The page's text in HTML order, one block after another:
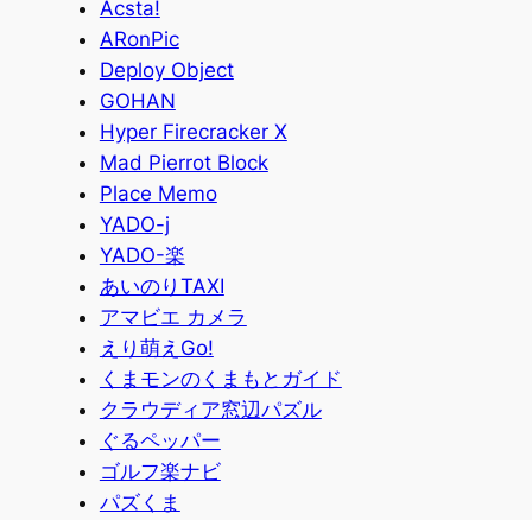
Acsta!
ARonPic
Deploy Object
GOHAN
Hyper Firecracker X
Mad Pierrot Block
Place Memo
YADO-j
YADO-楽
あいのりTAXI
アマビエ カメラ
えり萌えGo!
くまモンのくまもとガイド
クラウディア窓辺パズル
ぐるペッパー
ゴルフ楽ナビ
パズくま